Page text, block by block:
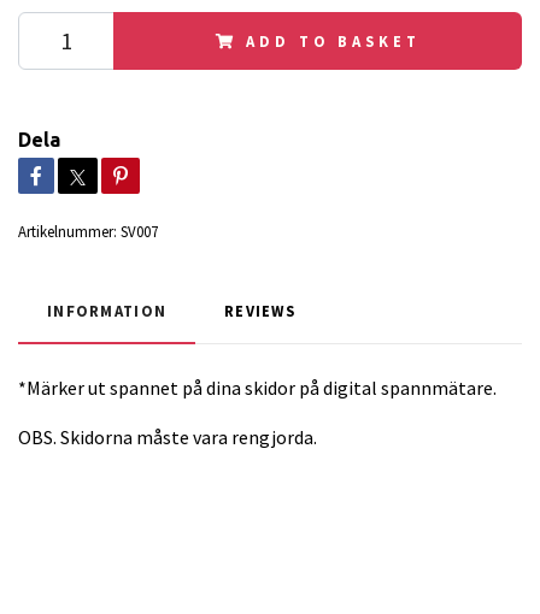
ADD TO BASKET
Dela
Artikelnummer: SV007
INFORMATION REVIEWS
*Märker ut spannet på dina skidor på digital spannmätare.
OBS. Skidorna måste vara rengjorda.